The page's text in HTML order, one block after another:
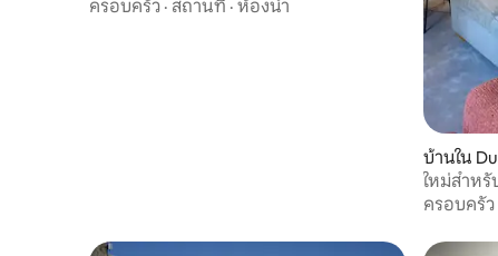
ครอบครัว · สถานที่ · ห้องน้ำ
บ้านใน
ay
ใหม่สำหรั
ครอบครัว